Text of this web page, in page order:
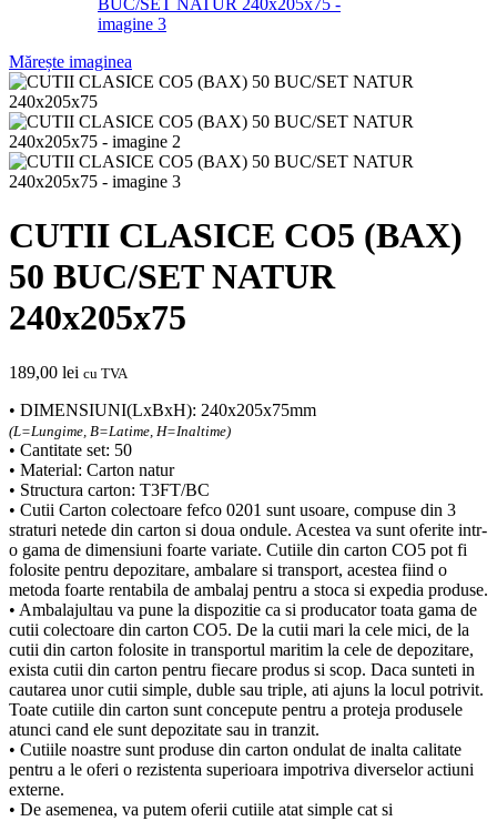
Mărește imaginea
CUTII CLASICE CO5 (BAX)
50 BUC/SET NATUR
240x205x75
189,00 lei cu TVA
• DIMENSIUNI(LxBxH): 240x205x75mm
(L=Lungime, B=Latime, H=Inaltime)
• Cantitate set: 50
• Material: Carton natur
• Structura carton: T3FT/BC
• Cutii Carton colectoare fefco 0201 sunt usoare, compuse din 3
straturi netede din carton si doua ondule. Acestea va sunt oferite intr-
o gama de dimensiuni foarte variate. Cutiile din carton CO5 pot fi
folosite pentru depozitare, ambalare si transport, acestea fiind o
metoda foarte rentabila de ambalaj pentru a stoca si expedia produse.
• Ambalajultau va pune la dispozitie ca si producator toata gama de
cutii colectoare din carton CO5. De la cutii mari la cele mici, de la
cutii din carton folosite in transportul maritim la cele de depozitare,
exista cutii din carton pentru fiecare produs si scop. Daca sunteti in
cautarea unor cutii simple, duble sau triple, ati ajuns la locul potrivit.
Toate cutiile din carton sunt concepute pentru a proteja produsele
atunci cand ele sunt depozitate sau in tranzit.
• Cutiile noastre sunt produse din carton ondulat de inalta calitate
pentru a le oferi o rezistenta superioara impotriva diverselor actiuni
externe.
• De asemenea, va putem oferii cutiile atat simple cat si